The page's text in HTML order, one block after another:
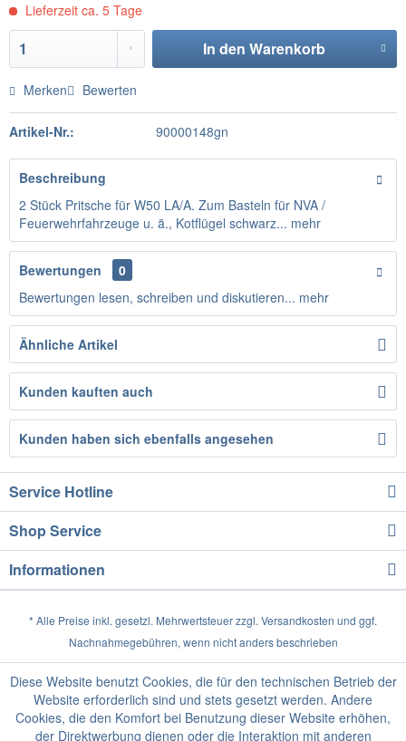
Lieferzeit ca. 5 Tage
In den Warenkorb
Merken Bewerten
Artikel-Nr.: 90000148gn
Beschreibung
2 Stück Pritsche für W50 LA/A. Zum Basteln für NVA /
Feuerwehrfahrzeuge u. ä., Kotflügel schwarz... mehr
Bewertungen
0
Bewertungen lesen, schreiben und diskutieren... mehr
Ähnliche Artikel
Kunden kauften auch
Kunden haben sich ebenfalls angesehen
Service Hotline
Shop Service
Informationen
* Alle Preise inkl. gesetzl. Mehrwertsteuer zzgl. Versandkosten und ggf.
Nachnahmegebühren, wenn nicht anders beschrieben
Diese Website benutzt Cookies, die für den technischen Betrieb der
Website erforderlich sind und stets gesetzt werden. Andere
Cookies, die den Komfort bei Benutzung dieser Website erhöhen,
der Direktwerbung dienen oder die Interaktion mit anderen